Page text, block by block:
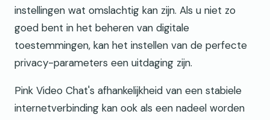
instellingen wat omslachtig kan zijn. Als u niet zo
goed bent in het beheren van digitale
toestemmingen, kan het instellen van de perfecte
privacy-parameters een uitdaging zijn.
Pink Video Chat's afhankelijkheid van een stabiele
internetverbinding kan ook als een nadeel worden